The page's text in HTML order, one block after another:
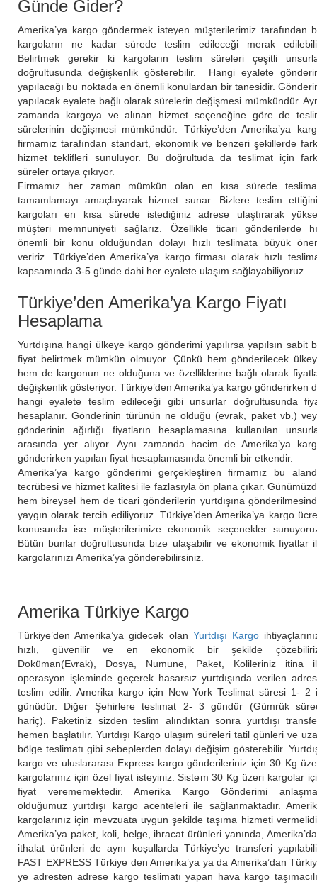
Günde Gider?
Amerika’ya kargo göndermek isteyen müşterilerimiz tarafından
kargoların ne kadar sürede teslim edileceği merak
Belirtmek gerekir ki kargoların teslim süreleri çeşitli
doğrultusunda değişkenlik gösterebilir. Hangi eyalete
yapılacağı bu noktada en önemli konulardan bir tanesidir.
yapılacak eyalete bağlı olarak sürelerin değişmesi mümkündür.
zamanda kargoya ve alınan hizmet seçeneğine göre de
sürelerinin değişmesi mümkündür. Türkiye’den Amerika’ya
firmamız tarafından standart, ekonomik ve benzeri şekillerde
hizmet teklifleri sunuluyor. Bu doğrultuda da teslimat için
süreler ortaya çıkıyor.
Firmamız her zaman mümkün olan en kısa sürede
tamamlamayı amaçlayarak hizmet sunar. Bizlere teslim
kargoları en kısa sürede istediğiniz adrese ulaştırarak
müşteri memnuniyeti sağlarız. Özellikle ticari gönderilerde
önemli bir konu olduğundan dolayı hızlı teslimata büyük
veririz. Türkiye’den Amerika’ya kargo firması olarak hızlı
kapsamında 3-5 günde dahi her eyalete ulaşım sağlayabiliyoruz.
Türkiye’den Amerika’ya Kargo Fiyatı
Hesaplama
Yurtdışına hangi ülkeye kargo gönderimi yapılırsa yapılsın sabit
fiyat belirtmek mümkün olmuyor. Çünkü hem gönderilecek
hem de kargonun ne olduğuna ve özelliklerine bağlı olarak
değişkenlik gösteriyor. Türkiye’den Amerika’ya kargo gönderirken
hangi eyalete teslim edileceği gibi unsurlar doğrultusunda
hesaplanır. Gönderinin türünün ne olduğu (evrak, paket vb.)
gönderinin ağırlığı fiyatların hesaplamasına kullanılan
arasında yer alıyor. Aynı zamanda hacim de Amerika’ya
gönderirken yapılan fiyat hesaplamasında önemli bir etkendir.
Amerika’ya kargo gönderimi gerçekleştiren firmamız bu
tecrübesi ve hizmet kalitesi ile fazlasıyla ön plana çıkar.
hem bireysel hem de ticari gönderilerin yurtdışına
yaygın olarak tercih ediliyoruz. Türkiye’den Amerika’ya kargo
konusunda ise müşterilerimize ekonomik seçenekler
Bütün bunlar doğrultusunda bize ulaşabilir ve ekonomik fiyatlar
kargolarınızı Amerika’ya gönderebilirsiniz.
Amerika Türkiye Kargo
Türkiye’den Amerika’ya gidecek olan Yurtdışı Kargo
hızlı, güvenilir ve en ekonomik bir şekilde
Doküman(Evrak), Dosya, Numune, Paket, Kolileriniz itina
operasyon işleminde geçerek hasarsız yurtdışında verilen
teslim edilir. Amerika kargo için New York Teslimat süresi 1- 2
günüdür. Diğer Şehirlere teslimat 2- 3 gündür (Gümrük
hariç). Paketiniz sizden teslim alındıktan sonra yurtdışı
hemen başlatılır. Yurtdışı Kargo ulaşım süreleri tatil günleri ve
bölge teslimatı gibi sebeplerden dolayı değişim gösterebilir.
kargo ve uluslararası Express kargo gönderileriniz için 30 Kg
kargolarınız için özel fiyat isteyiniz. Sistem 30 Kg üzeri kargolar
fiyat verememektedir. Amerika Kargo Gönderimi
olduğumuz yurtdışı kargo acenteleri ile sağlanmaktadır.
kargolarınız için mevzuata uygun şekilde taşıma hizmeti
Amerika’ya paket, koli, belge, ihracat ürünleri yanında,
ithalat ürünleri de aynı koşullarda Türkiye’ye transferi
FAST EXPRESS Türkiye den Amerika’ya ya da Amerika’dan
ye adresten adrese kargo teslimatı yapan hava kargo